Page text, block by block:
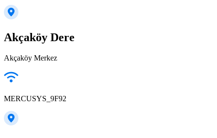
Akçaköy Dere
Akçaköy Merkez
MERCUSYS_9F92